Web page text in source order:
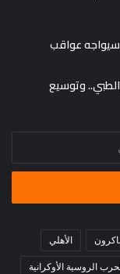
سيواجه عواقب
وتوسيع
الأهلي
الروسية الأوكرانية